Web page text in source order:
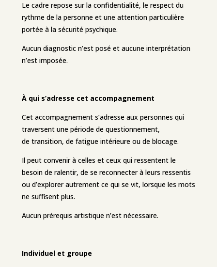
Le cadre repose sur la confidentialité, le respect du
rythme de la personne et une attention particulière
portée à la sécurité psychique.
Aucun diagnostic n’est posé et aucune interprétation
n’est imposée.
À qui s’adresse cet accompagnement
Cet accompagnement s’adresse aux personnes qui
traversent une période de questionnement,
de transition, de fatigue intérieure ou de blocage.
Il peut convenir à celles et ceux qui ressentent le
besoin de ralentir, de se reconnecter à leurs ressentis
ou d’explorer autrement ce qui se vit, lorsque les mots
ne suffisent plus.
Aucun prérequis artistique n’est nécessaire.
Individuel et groupe